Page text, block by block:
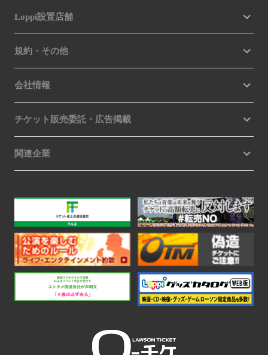
Loppi設置店舗
規約・その他
会社情報
チケット販売委託・広告掲載
関連企業